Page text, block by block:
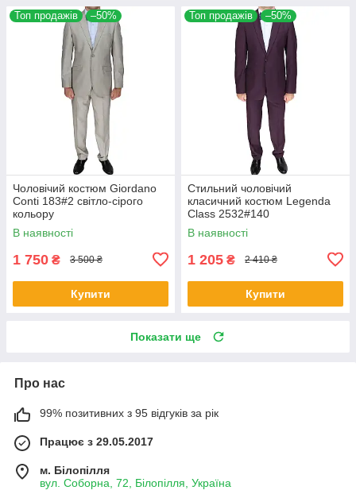
Топ продажів –50%
Чоловічий костюм Giordano
Conti 183#2 світло-сірого
кольору
В наявності
1 750 ₴ 3 500 ₴
Купити
Топ продажів –50%
Стильний чоловічий
класичний костюм Legenda
Class 2532#140
В наявності
1 205 ₴ 2 410 ₴
Купити
Показати ще
Про нас
99% позитивних з 95 відгуків за рік
Працює з 29.05.2017
м. Білопілля
вул. Соборна, 72, Білопілля, Україна